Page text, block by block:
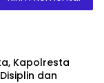
Kapolresta
dan